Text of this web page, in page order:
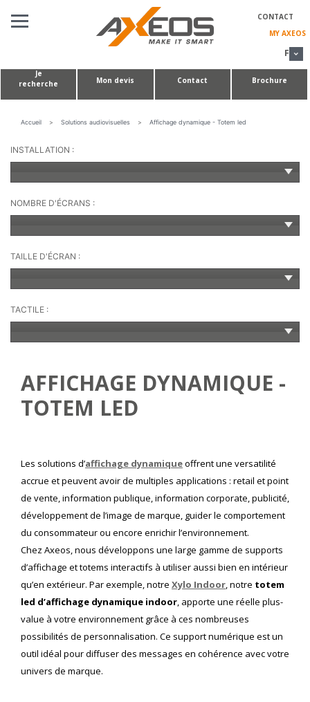
CONTACT
MY AXEOS
FR
Je
recherche
Mon devis Contact Brochure
Accueil > Solutions audiovisuelles > Affichage dynamique - Totem led
INSTALLATION :
NOMBRE D'ÉCRANS :
TAILLE D'ÉCRAN :
TACTILE :
AFFICHAGE DYNAMIQUE -
TOTEM LED
Les solutions d’affichage dynamiqueoffrent une versatilité
accrue et peuvent avoir de multiples applications : retail et point
de vente, information publique, information corporate, publicité,
développement de l’image de marque, guider le comportement
du consommateur ou encore enrichir l’environnement.
Chez Axeos, nous développons une large gamme de supports
d’affichage et totems interactifs à utiliser aussi bien en intérieur
qu’en extérieur. Par exemple, notre Xylo Indoor, notre totem
led d’affichage dynamique indoor, apporte une réelle plus-
value à votre environnement grâce à ces nombreuses
possibilités de personnalisation. Ce support numérique est un
outil idéal pour diffuser des messages en cohérence avec votre
univers de marque.
Panneau de gestion des cookies